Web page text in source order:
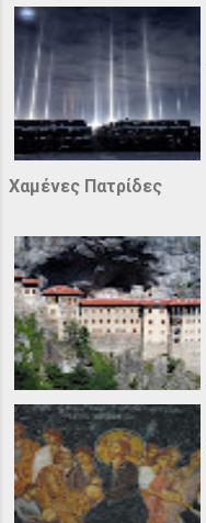
Χαμένες Πατρίδες